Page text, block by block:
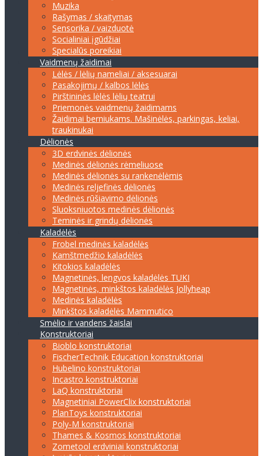
Muzika
Rašymas / skaitymas
Sensorika / vaizduotė
Socialiniai įgūdžiai
Specialūs poreikiai
Vaidmenų žaidimai
Lėlės / lėlių nameliai / aksesuarai
Pasakojimų / kalbos lėlės
Pirštininės lėlės lėlių teatrui
Priemonės vaidmenų žaidimams
Žaidimai berniukams. Mašinėlės, parkingas, keliai,
traukinukai
Dėlionės
3D erdvinės dėlionės
Medinės dėlionės rėmeliuose
Medinės dėlionės su rankenėlėmis
Medinės reljefinės dėlionės
Medinės rūšiavimo dėlionės
Sluoksniuotos medinės dėlionės
Teminės ir grindų dėlionės
Kaladėlės
Frobel medinės kaladėlės
Kamštmedžio kaladėlės
Kitokios kaladėlės
Magnetinės, lengvos kaladėlės TUKI
Magnetinės, minkštos kaladėlės Jollyheap
Medinės kaladėlės
Minkštos kaladėlės Mammutico
Smėlio ir vandens žaislai
Konstruktoriai
Bioblo konstruktoriai
FischerTechnik Education konstruktoriai
Hubelino konstruktoriai
Incastro konstruktoriai
LaQ konstruktoriai
Magnetiniai PowerClix konstruktoriai
PlanToys konstruktoriai
Poly-M konstruktoriai
Thames & Kosmos konstruktoriai
Zometool erdviniai konstruktoriai